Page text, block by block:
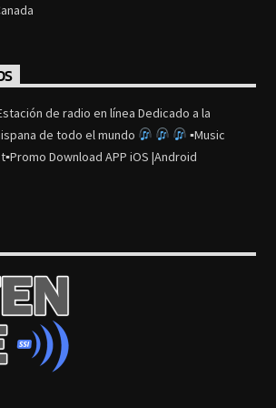
de radio en línea Dedicado a la
de todo el mundo
▪Music
Download APP iOS |Android